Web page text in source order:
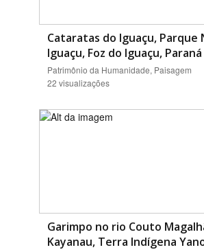
Cataratas do Iguaçu, Parque
Iguaçu, Foz do Iguaçu, Paraná
Patrimônio da Humanidade, Paisagem
22 visualizações
Garimpo no rio Couto
Kayanau, Terra Indígena